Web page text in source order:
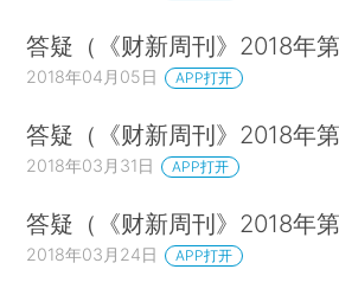
答疑（《财新周刊》2018年第
2018年04月05日 APP打开
答疑（《财新周刊》2018年第
2018年03月31日 APP打开
答疑（《财新周刊》2018年第
2018年03月24日 APP打开